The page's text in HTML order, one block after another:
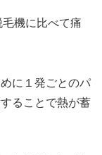
機に比べて痛
に１発ごとのパ
ることで熱が蓄